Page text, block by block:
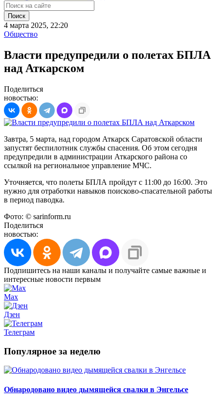
Поиск
4 марта 2025, 22:20
Общество
Власти предупредили о полетах БПЛА
над Аткарском
Поделиться
новостью:
Завтра, 5 марта, над городом Аткарск Саратовской области
запустят беспилотник службы спасения. Об этом сегодня
предупредили в администрации Аткарского района со
ссылкой на региональное управление МЧС.
Уточняется, что полеты БПЛА пройдут с 11:00 до 16:00. Это
нужно для отработки навыков поисково-спасательной работы
в период паводка.
Фото: © sarinform.ru
Поделиться
новостью:
Подпишитесь на наши каналы и получайте самые важные и
интересные новости первым
Max
Дзен
Телеграм
Популярное за неделю
Обнародовано видео дымящейся свалки в Энгельсе